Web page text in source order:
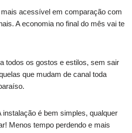
acessível em comparação com
A economia no final do mês vai te
todos os gostos e estilos, sem sair
que mudam de canal toda
instalação é bem simples, qualquer
Menos tempo perdendo e mais